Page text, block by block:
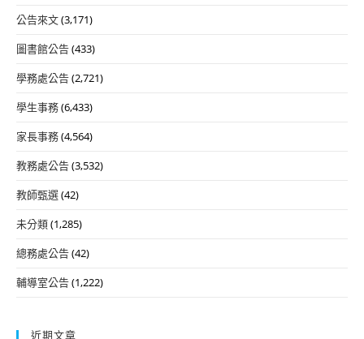
公告來文(3,171)
圖書館公告(433)
學務處公告(2,721)
學生事務(6,433)
家長事務(4,564)
教務處公告(3,532)
教師甄選(42)
未分類(1,285)
總務處公告(42)
輔導室公告(1,222)
近期文章